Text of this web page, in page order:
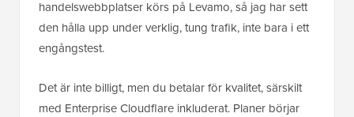
handelswebbplatser körs på Levamo, så jag har sett
den hålla upp under verklig, tung trafik, inte bara i ett
engångstest.
Det är inte billigt, men du betalar för kvalitet, särskilt
med Enterprise Cloudflare inkluderat. Planer börjar